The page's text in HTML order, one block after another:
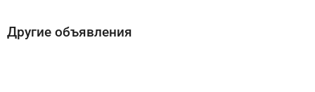
Другие объявления